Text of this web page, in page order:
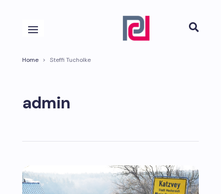

Home > Steffi Tucholke
admin